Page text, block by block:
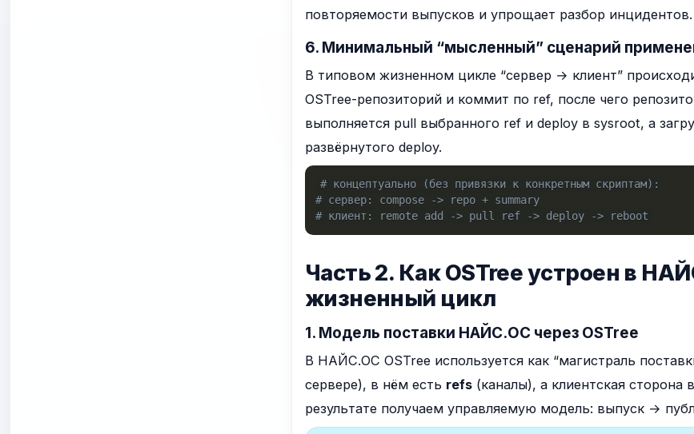
повторяемости выпусков и упрощает разбор инцидентов.
6. Минимальный “мысленный” сценарий
В типовом жизненном цикле “сервер → клиент”
OSTree-репозиторий и коммит по ref, после чего
выполняется pull выбранного ref и deploy в sysroot, а
развёрнутого deploy.
# концептуально (без привязки к конкретным скриптам):
# сервер: compose -> repo + summary
# клиент: remote add -> pull ref -> deploy -> reboot
Часть 2. Как OSTree устроен в
жизненный цикл
1. Модель поставки НАЙС.ОС через OSTree
В НАЙС.ОС OSTree используется как “магистраль
сервере), в нём есть refs(каналы), а клиентская сторона
результате получаем управляемую модель: выпуск →